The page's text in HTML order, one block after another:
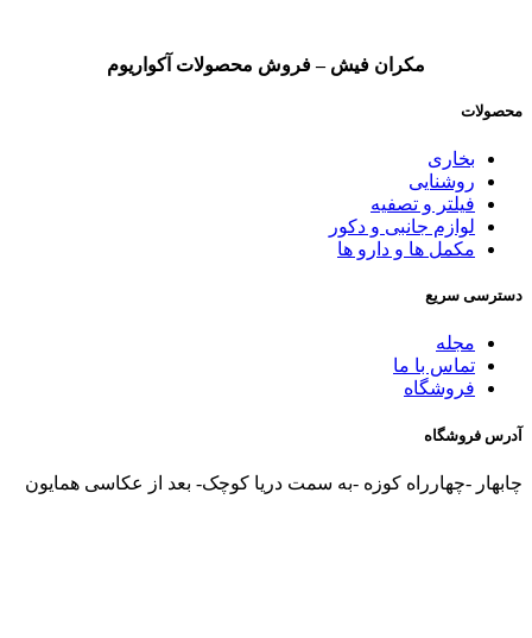
مکران فیش – فروش محصولات آکواریوم
محصولات
بخاری
روشنایی
فیلتر و تصفیه
لوازم جانبی و دکور
مکمل ها و دارو ها
دسترسی سریع
مجله
تماس با ما
فروشگاه
آدرس فروشگاه
چابهار -چهارراه کوزه -به سمت دریا کوچک- بعد از عکاسی همایون